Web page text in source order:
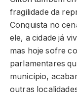
fragilidade da
Conquista no
ele, a cidade já
mas hoje sofre
parlamentares
município,
outras